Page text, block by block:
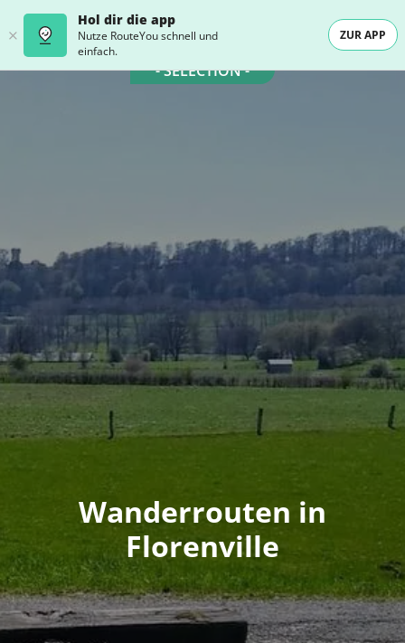
Hol dir die app
Nutze RouteYou schnell und
einfach.
ZUR APP
- SELECTION -
Wanderrouten in
Florenville